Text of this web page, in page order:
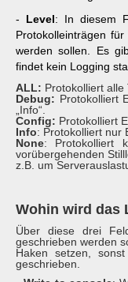
- Level: In diesem
Protokolleinträgen
werden sollen. Es
findet kein Logging
ALL: Protokolliert alle
Debug: Protokolliert
„Info“.
Config: Protokolliert
Info: Protokolliert nur
None: Protokolliert
vorübergehenden
z.B. um
Wohin wird das
Über diese drei
geschrieben werden
Haken setzen,
geschrieben.